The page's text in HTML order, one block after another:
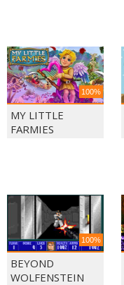
100%
MY LITTLE
FARMIES
100%
BEYOND
WOLFENSTEIN